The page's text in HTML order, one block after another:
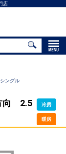
店
ングル
向 2.5
冷房
暖房